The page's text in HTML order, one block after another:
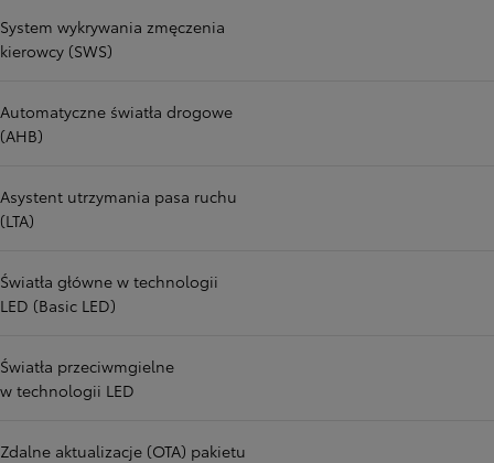
System wykrywania zmęczenia
kierowcy (SWS)
Automatyczne światła drogowe
(AHB)
Asystent utrzymania pasa ruchu
(LTA)
Światła główne w technologii
LED (Basic LED)
Światła przeciwmgielne
w technologii LED
Zdalne aktualizacje (OTA) pakietu